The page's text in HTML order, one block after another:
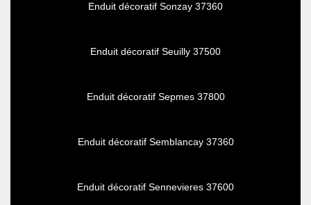
Enduit décoratif Sonzay 37360
Enduit décoratif Seuilly 37500
Enduit décoratif Sepmes 37800
Enduit décoratif Semblancay 37360
Enduit décoratif Sennevieres 37600